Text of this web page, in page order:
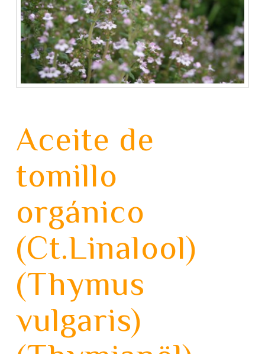
Aceite de
tomillo
orgánico
(Ct.Linalool)
(Thymus
vulgaris)